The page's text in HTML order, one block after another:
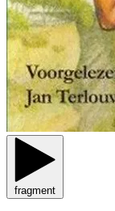
fragment